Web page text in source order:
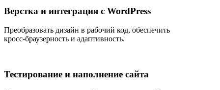
Верстка и интеграция с WordPress
Преобразовать дизайн в рабочий код, обеспечить
кросс‑браузерность и адаптивность.
Тестирование и наполнение сайта